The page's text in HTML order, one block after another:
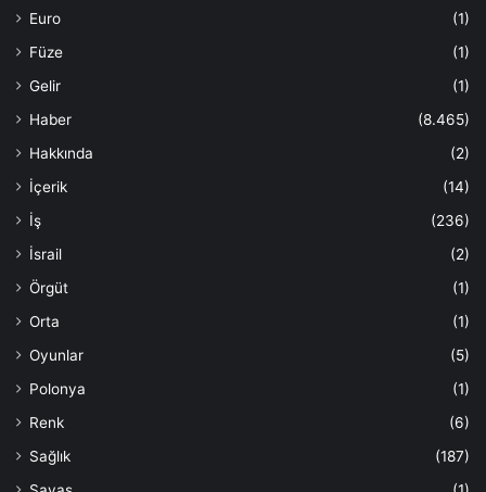
Euro
(1)
Füze
(1)
Gelir
(1)
Haber
(8.465)
Hakkında
(2)
İçerik
(14)
İş
(236)
İsrail
(2)
Örgüt
(1)
Orta
(1)
Oyunlar
(5)
Polonya
(1)
Renk
(6)
Sağlık
(187)